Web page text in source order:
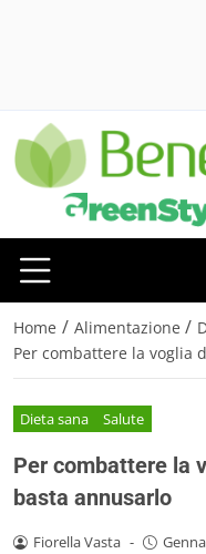
Home / Alimentazione /
Per combattere la voglia
Dieta sana Salute
Per combattere la
basta annusarlo
Fiorella Vasta -